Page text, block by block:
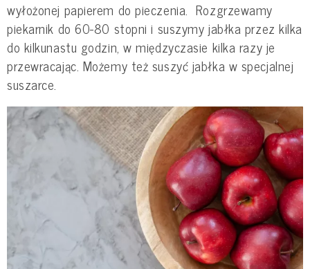
wyłożonej papierem do pieczenia. Rozgrzewamy
piekarnik do 60-80 stopni i suszymy jabłka przez kilka
do kilkunastu godzin, w międzyczasie kilka razy je
przewracając. Możemy też suszyć jabłka w specjalnej
suszarce.